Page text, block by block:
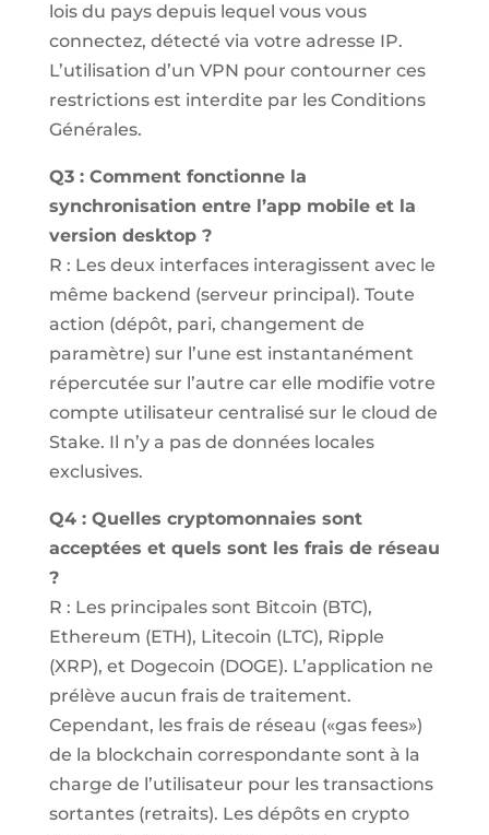
lois du pays depuis lequel vous vous
connectez, détecté via votre adresse IP.
L’utilisation d’un VPN pour contourner ces
restrictions est interdite par les Conditions
Générales.
Q3 : Comment fonctionne la
synchronisation entre l’app mobile et la
version desktop ?
R : Les deux interfaces interagissent avec le
même backend (serveur principal). Toute
action (dépôt, pari, changement de
paramètre) sur l’une est instantanément
répercutée sur l’autre car elle modifie votre
compte utilisateur centralisé sur le cloud de
Stake. Il n’y a pas de données locales
exclusives.
Q4 : Quelles cryptomonnaies sont
acceptées et quels sont les frais de réseau
?
R : Les principales sont Bitcoin (BTC),
Ethereum (ETH), Litecoin (LTC), Ripple
(XRP), et Dogecoin (DOGE). L’application ne
prélève aucun frais de traitement.
Cependant, les frais de réseau («gas fees»)
de la blockchain correspondante sont à la
charge de l’utilisateur pour les transactions
sortantes (retraits). Les dépôts en crypto